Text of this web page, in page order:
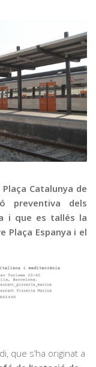
Catalunya de
preventiva dels
i que es tallés la
Plaça Espanya i el
que s’ha originat a